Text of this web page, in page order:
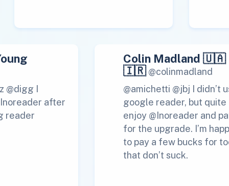
@digg I
after
reader
Colin Madland 🇺🇦
🇮🇷@colinmadland
@amichetti @jbj I didn’t
google reader, but quite
enjoy @Inoreader and
for the upgrade. I’m
to pay a few bucks for
that don’t suck.